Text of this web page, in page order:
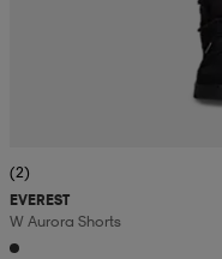
(2)
EVEREST
W Aurora Shorts